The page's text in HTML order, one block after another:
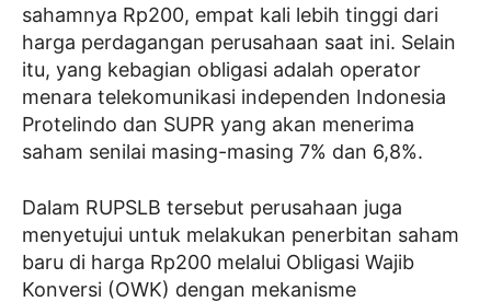
sahamnya Rp200, empat kali lebih tinggi dari
harga perdagangan perusahaan saat ini. Selain
itu, yang kebagian obligasi adalah operator
menara telekomunikasi independen Indonesia
Protelindo dan SUPR yang akan menerima
saham senilai masing-masing 7% dan 6,8%.
Dalam RUPSLB tersebut perusahaan juga
menyetujui untuk melakukan penerbitan saham
baru di harga Rp200 melalui Obligasi Wajib
Konversi (OWK) dengan mekanisme